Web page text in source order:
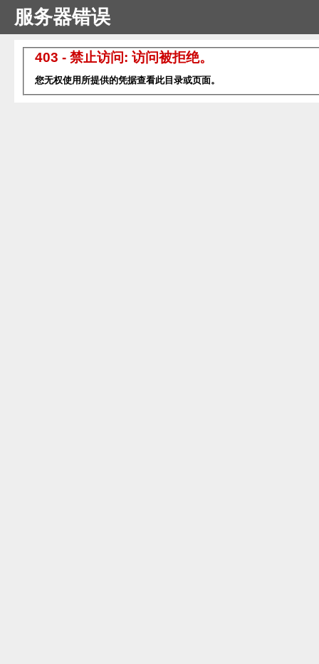
服务器错误
403 - 禁止访问: 访问被拒绝。
您无权使用所提供的凭据查看此目录或页面。